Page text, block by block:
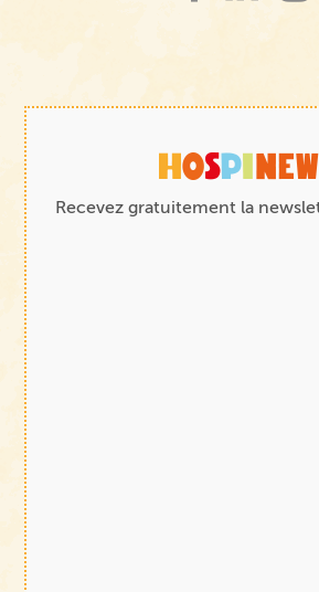
Recevez gratuitement la